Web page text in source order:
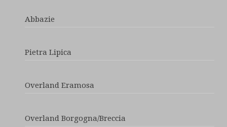
Abbazie
Pietra Lipica
Overland Eramosa
Overland Borgogna/Breccia